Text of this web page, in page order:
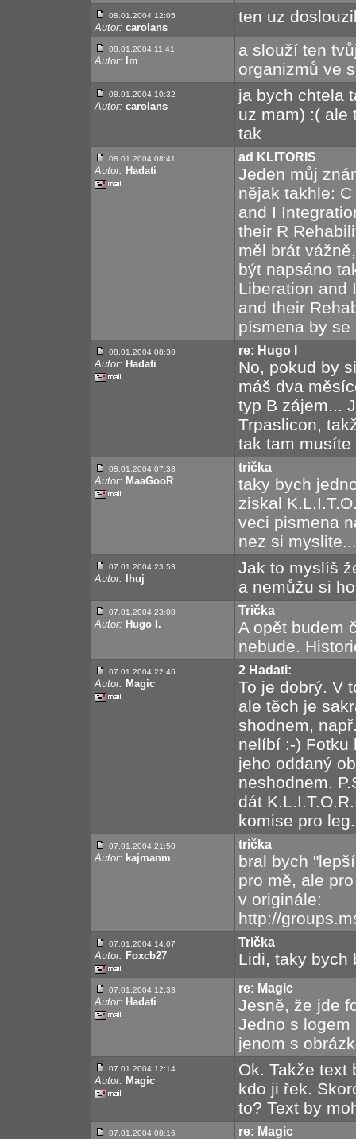
08.01.2004 12:05
Autor: carolans
ten uz
08.01.2004 11:41
Autor: lm
a slouží ten
organizmů ve
08.01.2004 10:32
Autor: carolans
ja bych chtela
uz mam) :( ale
tak
08.01.2004 08:41
Autor: Hadati
ad KLITORIS
Jeden můj
nějak takhle:
and I
their R
měl brát
být napsáno
Liberation and
and their
písmena by
08.01.2004 08:30
Autor: Hadati
re: Hugo I
No, pokud by
máš dva
typ B zájem...
Trpaslicon,
tak tam musíte
08.01.2004 07:38
Autor: MaaGooR
trička
taky bych
ziskal
veci pismena
nez si myslite...
07.01.2004 23:53
Autor: Ihuj
Jak to myslíš
a nemůžu si
07.01.2004 23:08
Autor: Hugo I.
Trička
A opět budem
nebude.
07.01.2004 22:46
Autor: Magic
2 Hadati:
To je dobrý. V
ale těch je
shodnem,
nelíbí :-) Fotku
jeho oddaný
neshodnem.
dát
komise pro
07.01.2004 21:50
Autor: kajmanm
trička
bral bych
pro mě, ale
v originále:
http://
07.01.2004 14:07
Autor: Foxcb27
Trička
Lidi, taky bych
07.01.2004 12:33
Autor: Hadati
re: Magic
Jesně, že jde
Jedno s logem
jenom s
07.01.2004 12:14
Autor: Magic
Ok. Takže text
kdo ji řek.
to? Text by
07.01.2004 08:16 re: Magic